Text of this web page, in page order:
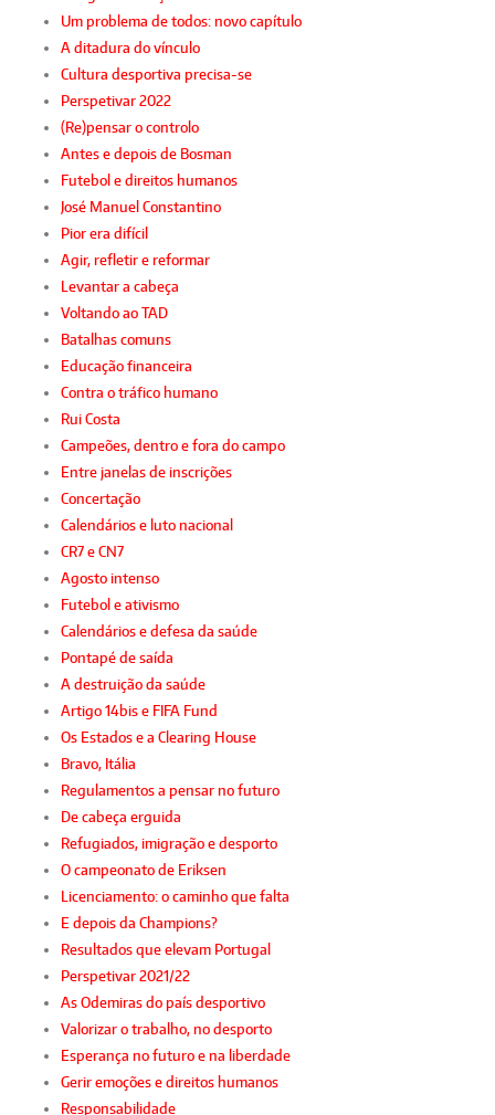
Um problema de todos: novo capítulo
A ditadura do vínculo
Cultura desportiva precisa-se
Perspetivar 2022
(Re)pensar o controlo
Antes e depois de Bosman
Futebol e direitos humanos
José Manuel Constantino
Pior era difícil
Agir, refletir e reformar
Levantar a cabeça
Voltando ao TAD
Batalhas comuns
Educação financeira
Contra o tráfico humano
Rui Costa
Campeões, dentro e fora do campo
Entre janelas de inscrições
Concertação
Calendários e luto nacional
CR7 e CN7
Agosto intenso
Futebol e ativismo
Calendários e defesa da saúde
Pontapé de saída
A destruição da saúde
Artigo 14bis e FIFA Fund
Os Estados e a Clearing House
Bravo, Itália
Regulamentos a pensar no futuro
De cabeça erguida
Refugiados, imigração e desporto
O campeonato de Eriksen
Licenciamento: o caminho que falta
E depois da Champions?
Resultados que elevam Portugal
Perspetivar 2021/22
As Odemiras do país desportivo
Valorizar o trabalho, no desporto
Esperança no futuro e na liberdade
Gerir emoções e direitos humanos
Responsabilidade